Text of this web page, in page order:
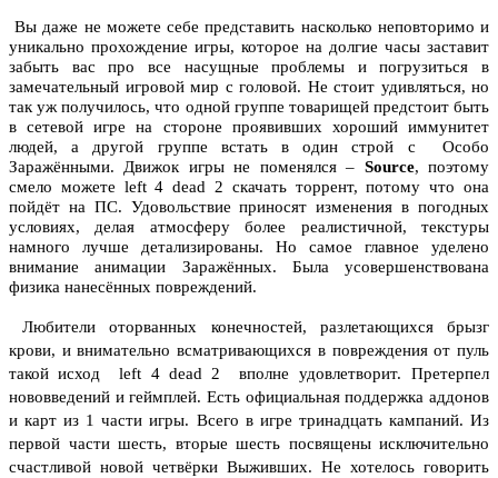
Вы даже не можете себе представить насколько неповторимо и
уникально прохождение игры, которое на долгие часы заставит
забыть вас про все насущные проблемы и погрузиться в
замечательный игровой мир с головой. Не стоит удивляться, но
так уж получилось, что одной группе товарищей предстоит быть
в сетевой игре на стороне проявивших хороший иммунитет
людей, а другой группе встать в один строй с Особо
Заражёнными. Движок игры не поменялся – Source, поэтому
смело можете left 4 dead 2 скачать торрент, потому что она
пойдёт на ПС. Удовольствие приносят изменения в погодных
условиях, делая атмосферу более реалистичной, текстуры
намного лучше детализированы. Но самое главное уделено
внимание анимации Заражённых. Была усовершенствована
физика нанесённых повреждений.
Любители оторванных конечностей, разлетающихся брызг
крови, и внимательно всматривающихся в повреждения от пуль
такой исход left 4 dead 2 вполне удовлетворит.
Претерпел
нововведений и геймплей. Есть официальная поддержка аддонов
и карт из 1 части игры. Всего в игре тринадцать кампаний. Из
первой части шесть, вторые шесть посвящены исключительно
счастливой новой четвёрки Выживших. Не хотелось говорить